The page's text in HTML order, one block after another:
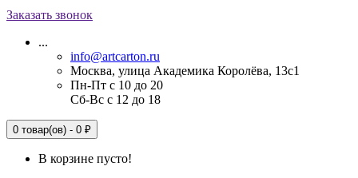
Заказать звонок
...
info@artcarton.ru
Москва, улица Академика Королёва, 13с1
Пн-Пт с 10 до 20
Сб-Вс с 12 до 18
0 товар(ов) - 0 ₽
В корзине пусто!